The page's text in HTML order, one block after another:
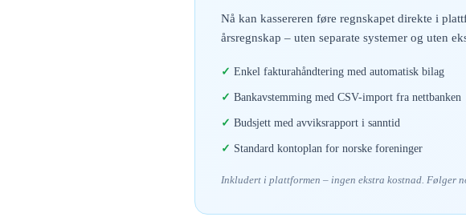
Nå kan kassereren føre regnskapet direkte i
årsregnskap – uten separate systemer og uten
Enkel fakturahåndtering med automatisk bilag
Bankavstemming med CSV-import fra nettbanken
Budsjett med avviksrapport i sanntid
Standard kontoplan for norske foreninger
Inkludert i plattformen – ingen ekstra kostnad. Følger